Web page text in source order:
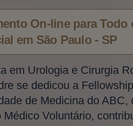
On-line para Todo
em São Paulo - SP
em Urologia e Cirurgia
se dedicou a
de Medicina do ABC,
Médico Voluntário,